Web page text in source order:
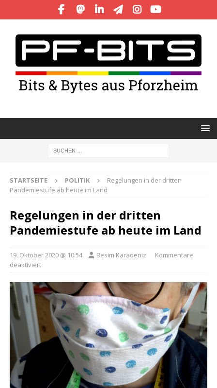
STARTSEITE POLITIK
Regelungen in der dritten
Pandemiestufe ab heute im Land
Regelungen in der dritten
Pandemiestufe ab heute im Land
19. Oktober 2020 @ 10:54 Besim Karadeniz
Kommentare
deaktiviert